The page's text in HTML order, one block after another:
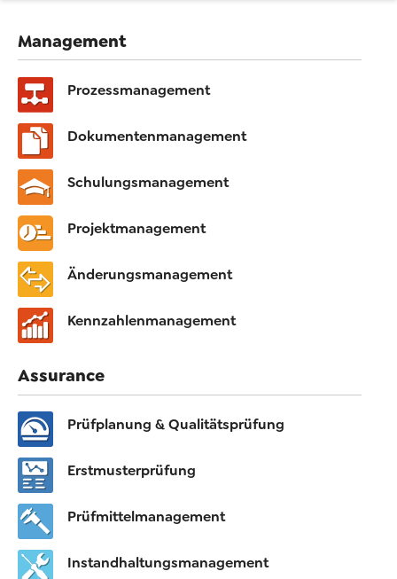
Management
Prozessmanagement
Dokumentenmanagement
Schulungsmanagement
Projektmanagement
Änderungsmanagement
Kennzahlenmanagement
Assurance
Prüfplanung & Qualitätsprüfung
Erstmusterprüfung
Prüfmittelmanagement
Instandhaltungsmanagement